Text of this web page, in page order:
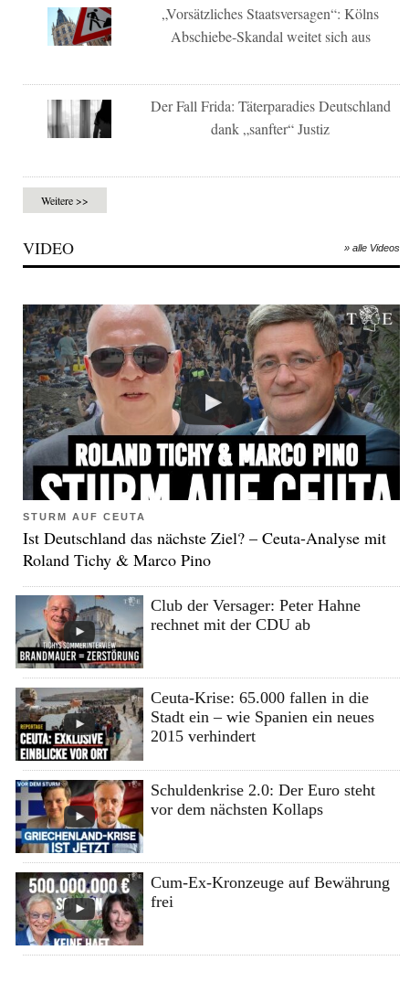
„Vorsätzliches Staatsversagen“: Kölns
Abschiebe-Skandal weitet sich aus
Der Fall Frida: Täterparadies Deutschland
dank „sanfter“ Justiz
Weitere >>
VIDEO » alle Videos
STURM AUF CEUTA
Ist Deutschland das nächste Ziel? – Ceuta-Analyse mit
Roland Tichy & Marco Pino
Club der Versager: Peter Hahne
rechnet mit der CDU ab
Ceuta-Krise: 65.000 fallen in die
Stadt ein – wie Spanien ein neues
2015 verhindert
Schuldenkrise 2.0: Der Euro steht
vor dem nächsten Kollaps
Cum-Ex-Kronzeuge auf Bewährung
frei